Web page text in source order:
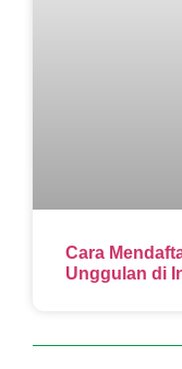
Cara
Unggulan di